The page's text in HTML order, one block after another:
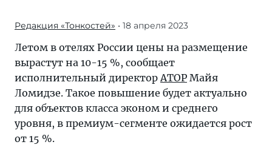
Редакция «Тонкостей» • 18 апреля 2023
Летом в отелях России цены на размещение
вырастут на 10-15 %, сообщает
исполнительный директорАТОР Майя
Ломидзе. Такое повышение будет актуально
для объектов класса эконом и среднего
уровня, в премиум-сегменте ожидается рост
от 15 %.